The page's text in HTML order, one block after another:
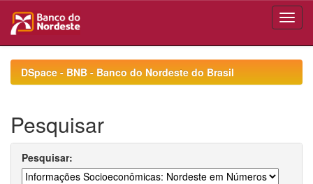
navigationDSpace - BNB - Banco do Nordeste do Brasil
Pesquisar
Pesquisar: